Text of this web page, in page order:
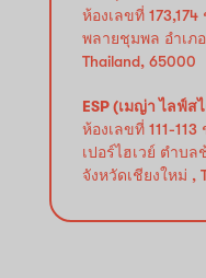
ห้องเลขที่
พลายชุมพล อำเภ
Thailand, 65000
ESP (เมญ่า ไลฟ์ส
ห้องเลขที่ 111-
เปอร์ไฮเวย์ ตำบล
จังหวัดเชียงใหม่ ,